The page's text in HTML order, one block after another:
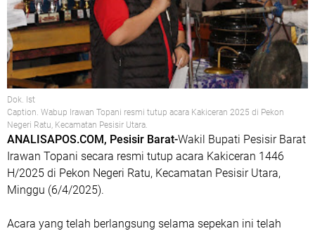
Dok. Ist
Caption. Wabup Irawan Topani resmi tutup acara Kakiceran 2025 di Pekon
Negeri Ratu, Kecamatan Pesisir Utara.
ANALISAPOS.COM, Pesisir Barat-Wakil Bupati Pesisir Barat
Irawan Topani secara resmi tutup acara Kakiceran 1446
H/2025 di Pekon Negeri Ratu, Kecamatan Pesisir Utara,
Minggu (6/4/2025).
Acara yang telah berlangsung selama sepekan ini telah